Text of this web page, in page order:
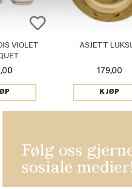
VIOLET
ASJETT
179,00
KJØP
Følg oss
sosiale